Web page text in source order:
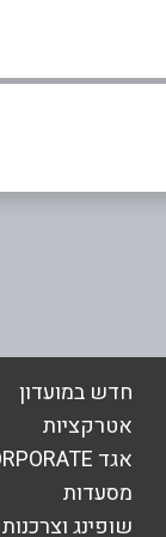
חדש במועדון
אטרקציות
אגד CORPORATE
מסעדות
שופינג וצרכנות